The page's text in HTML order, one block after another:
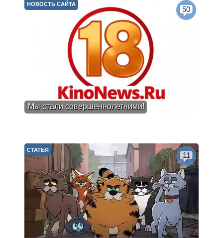
Мы стали совершеннолетними!
НОВОСТЬ САЙТА
50
СТАТЬЯ
11